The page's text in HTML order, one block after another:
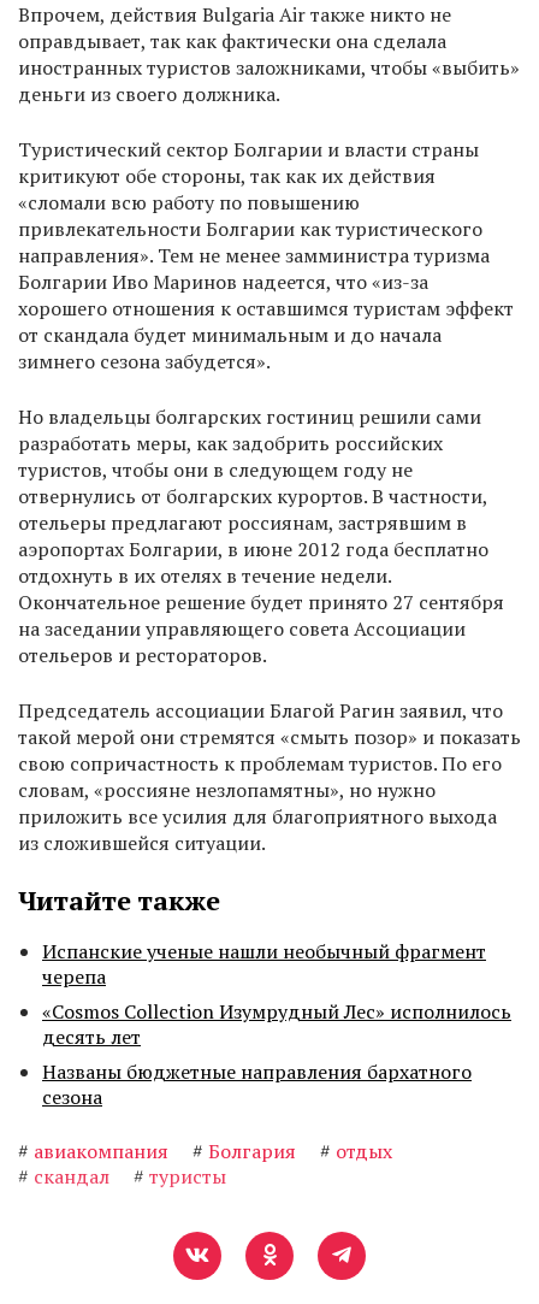
Впрочем, действия Bulgaria Air также никто не
оправдывает, так как фактически она сделала
иностранных туристов заложниками, чтобы «выбить»
деньги из своего должника.
Туристический сектор Болгарии и власти страны
критикуют обе стороны, так как их действия
«сломали всю работу по повышению
привлекательности Болгарии как туристического
направления». Тем не менее замминистра туризма
Болгарии Иво Маринов надеется, что «из-за
хорошего отношения к оставшимся туристам эффект
от скандала будет минимальным и до начала
зимнего сезона забудется».
Но владельцы болгарских гостиниц решили сами
разработать меры, как задобрить российских
туристов, чтобы они в следующем году не
отвернулись от болгарских курортов. В частности,
отельеры предлагают россиянам, застрявшим в
аэропортах Болгарии, в июне 2012 года бесплатно
отдохнуть в их отелях в течение недели.
Окончательное решение будет принято 27 сентября
на заседании управляющего совета Ассоциации
отельеров и рестораторов.
Председатель ассоциации Благой Рагин заявил, что
такой мерой они стремятся «смыть позор» и показать
свою сопричастность к проблемам туристов. По его
словам, «россияне незлопамятны», но нужно
приложить все усилия для благоприятного выхода
из сложившейся ситуации.
Читайте также
Испанские ученые нашли необычный фрагмент
черепа
«Cosmos Collection Изумрудный Лес» исполнилось
десять лет
Названы бюджетные направления бархатного
сезона
# авиакомпания # Болгария # отдых
# скандал # туристы